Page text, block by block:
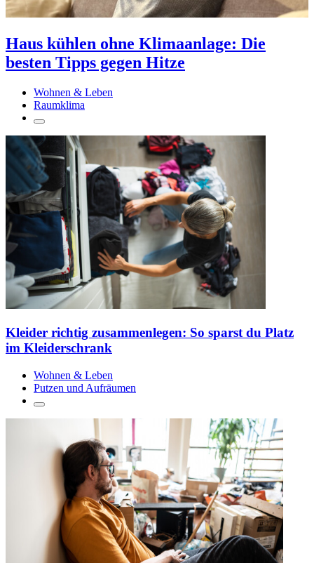
Haus kühlen ohne Klimaanlage: Die
besten Tipps gegen Hitze
Wohnen & Leben
Raumklima
Kleider richtig zusammenlegen: So sparst du Platz
im Kleiderschrank
Wohnen & Leben
Putzen und Aufräumen